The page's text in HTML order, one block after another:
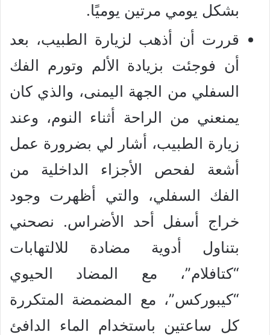
بشكل يومي مرتين يوميًا.
قررت أن أذهب لزيارة الطبيب، بعد
أن فوجئت بزيادة الألم وتورم الفك
السفلي من الجهة اليمنى، والذي كان
يمنعني من الراحة أثناء النوم، وعند
زيارة الطبيب، أشار لي بضرورة عمل
أشعة لفحص الأجزاء الداخلية من
الفك السفلي، والتي أظهرت وجود
خراج أسفل أحد الأضراس. نصحني
بتناول أدوية مضادة للالتهابات
“كتافلام”، مع المضاد الحيوي
“كيبوركس”، مع المضمضة المتكررة
كل ساعتين باستخدام الماء الدافئ